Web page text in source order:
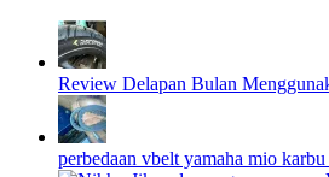
Review Delapan Bulan
perbedaan vbelt yamaha mio